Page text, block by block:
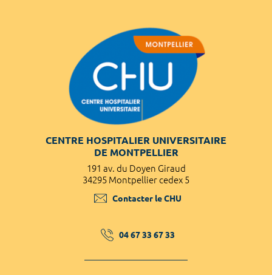
CENTRE HOSPITALIER UNIVERSITAIRE
DE MONTPELLIER
191 av. du Doyen Giraud
34295 Montpellier cedex 5
Contacter le CHU
04 67 33 67 33